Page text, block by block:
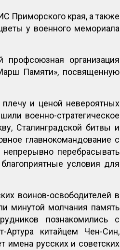
Приморского края, а также
у военного мемориала
организация
Памяти», посвященную
и ценой невероятных
военно-стратегическое
Сталинградской битвы и
главнокомандование с
перебрасывать
условия для
воинов-освободителей в
минутой молчания память
познакомились с
Артура китайцем Чен-Син,
имена русских и советских